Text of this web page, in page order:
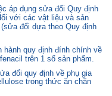
áp dụng sửa đổi Quy định
với các vật liệu và sản
đổi dựa theo Quy định
hành quy định đính chính về
trên 1 số sản phẩm.
đổi quy định về phụ gia
trong thức ăn chăn